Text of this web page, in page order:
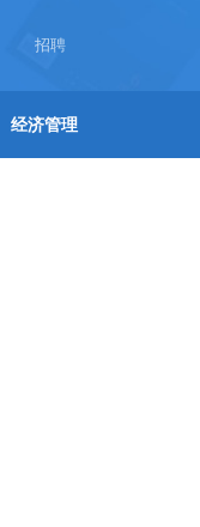
招聘
经济管理